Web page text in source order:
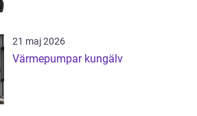
21 maj 2026
Värmepumpar kungälv